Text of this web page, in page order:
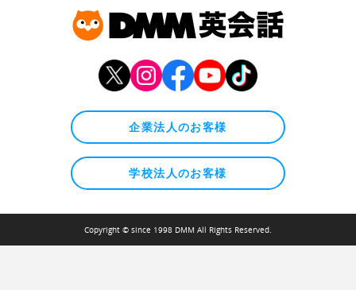
企業法人のお客様
学校法人のお客様
Copyright © since 1998 DMM All Rights Reserved.